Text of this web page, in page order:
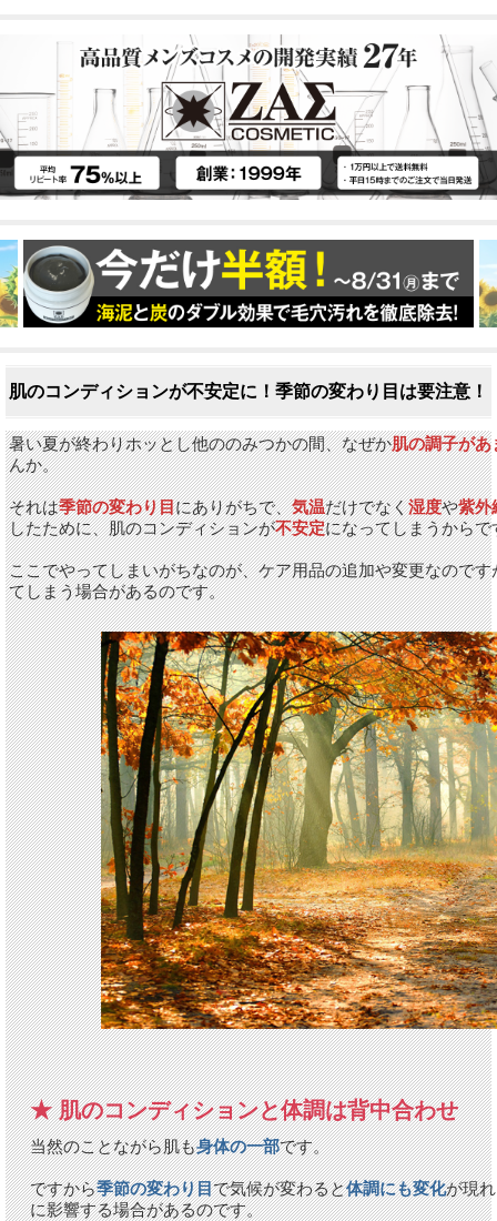
肌のコンディションが不安定に！季節の変わり目は要注意！
暑い夏が終わりホッとし他ののみつかの間、なぜか肌の調子があ
んか。
それは季節の変わり目にありがちで、気温だけでなく湿度や紫外
したために、肌のコンディションが不安定になってしまうからで
ここでやってしまいがちなのが、ケア用品の追加や変更なので
てしまう場合があるのです。
★ 肌のコンディションと体調は背中合わせ
当然のことながら肌も身体の一部です。
ですから季節の変わり目で気候が変わると体調にも変化が現
に影響する場合があるのです。